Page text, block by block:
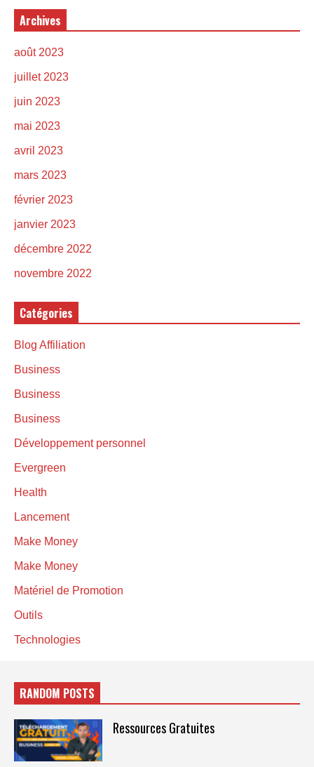
Archives
août 2023
juillet 2023
juin 2023
mai 2023
avril 2023
mars 2023
février 2023
janvier 2023
décembre 2022
novembre 2022
Catégories
Blog Affiliation
Business
Business
Business
Développement personnel
Evergreen
Health
Lancement
Make Money
Make Money
Matériel de Promotion
Outils
Technologies
RANDOM POSTS
Ressources Gratuites